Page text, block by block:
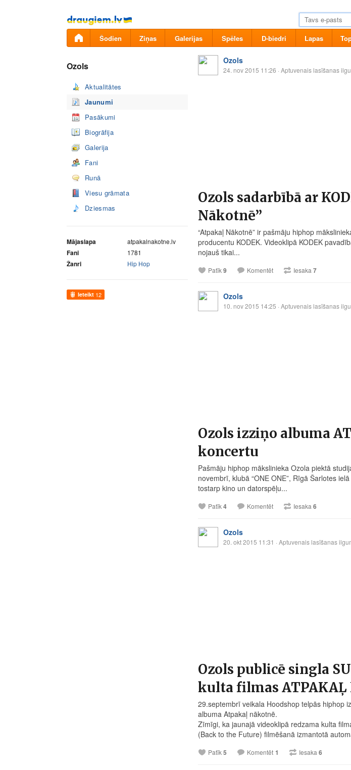
Pāriet
uz
saturu
Šodien Ziņas Galerijas Spēles D-biedri Lapas
Ozols
Aktualitātes
Jaunumi
Pasākumi
Biogrāfija
Galerija
Fani
Runā
Viesu grāmata
Dziesmas
Mājaslapa atpakalnakotne.lv
Fani 1781
Žanri Hip Hop
Ieteikt 12
Ozols
24. nov 2015 11:26 · Aptuvenais lasīšanas
Ozols sadarbībā ar
Nākotnē”
“Atpakaļ Nākotnē” ir pašmāju hiphop
producentu KODEK. Videoklipā KODEK
nojauš tikai...
Patīk9 Komentēt Iesaka 7
Ozols
10. nov 2015 14:25 · Aptuvenais lasīšanas
Ozols izziņo albuma
koncertu
Pašmāju hiphop mākslinieka Ozola piektā
novembrī, klubā “ONE ONE”, Rīgā Šarlotes
tostarp kino un datorspēļu...
Patīk4 Komentēt Iesaka 6
Ozols
20. okt 2015 11:31 · Aptuvenais lasīšanas
Ozols publicē singla
kulta filmas ATPAKAĻ
29.septembrī veikala Hoodshop telpās hiphop
albuma Atpakaļ nākotnē.
Zīmīgi, ka jaunajā videoklipā redzama kulta
(Back to the Future) filmēšanā izmantotā
Patīk5 Komentēt 1 Iesaka 6